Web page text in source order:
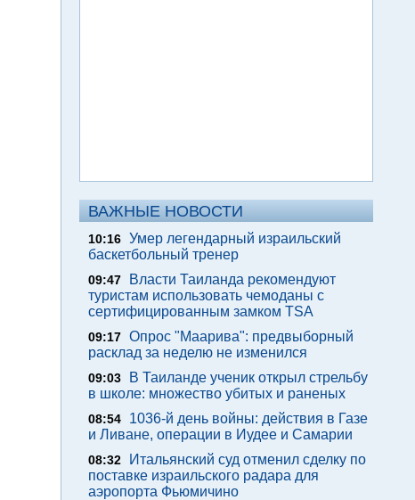
ВАЖНЫЕ НОВОСТИ
10:16 Умер легендарный израильский
баскетбольный тренер
09:47
Власти Таиланда рекомендуют
туристам использовать чемоданы с
сертифицированным замком TSA
09:17 Опрос "Mаарива": предвыборный
расклад за неделю не изменился
09:03
В Таиланде ученик открыл стрельбу
в школе: множество убитых и раненых
08:54
1036-й день войны: действия в Газе
и Ливане, операции в Иудее и Самарии
08:32
Итальянский суд отменил сделку по
поставке израильского радара для
аэропорта Фьюмичино